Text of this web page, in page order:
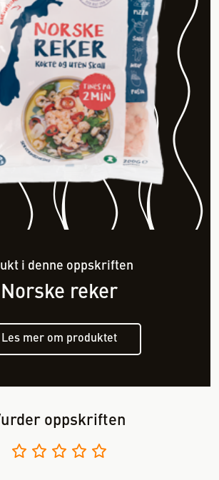
i denne oppskriften
Norske reker
Les mer om produktet
oppskriften